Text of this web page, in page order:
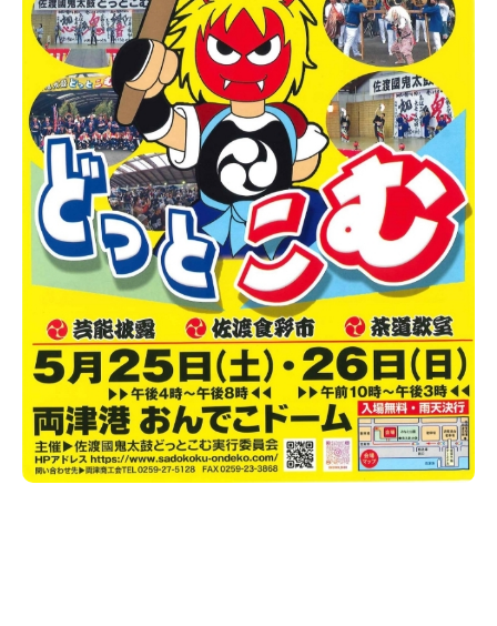
柏崎・刈羽・出雲崎
上越・妙高・糸魚川
ケーキ・パフェ
ビアガーデン・暑気払い
忘新年会・歓送迎会